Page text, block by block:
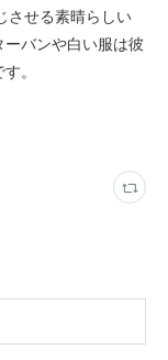
させる素晴らしい
バンや白い服は彼
。